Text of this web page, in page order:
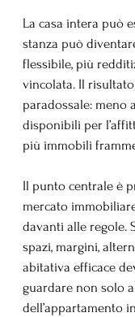
La casa intera può
stanza può
flessibile, più
vincolata. Il
paradossale: meno
disponibili per
più immobili
Il punto centrale è
mercato
davanti alle regole.
spazi, margini,
abitativa efficace
guardare non solo
dell’appartamento